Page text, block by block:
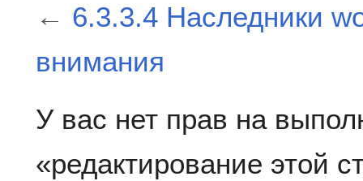
← 6.3.3.4 Наследники
внимания
У вас нет прав на
«редактирование этой